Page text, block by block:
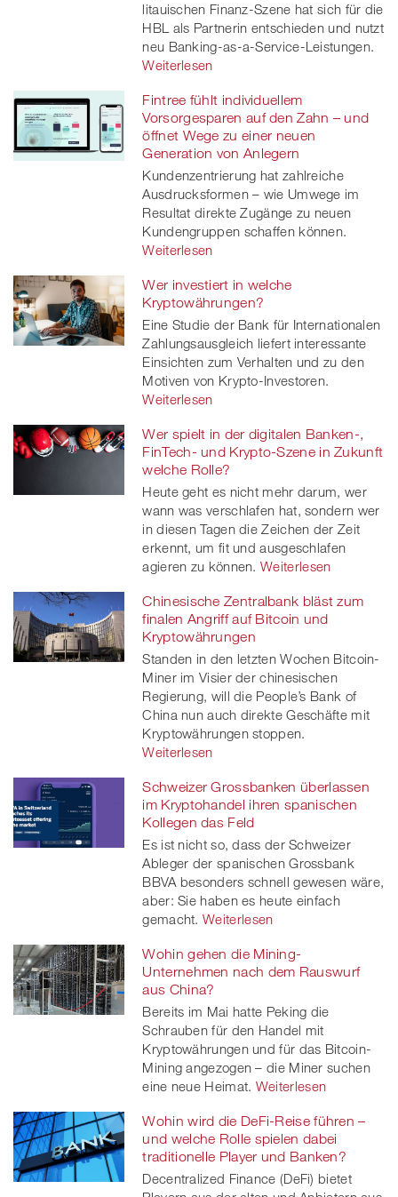
litauischen Finanz-Szene hat sich für die
HBL als Partnerin entschieden und nutzt
neu Banking-as-a-Service-Leistungen.
Weiterlesen
Fintree fühlt individuellem
Vorsorgesparen auf den Zahn – und
öffnet Wege zu einer neuen
Generation von Anlegern
Kundenzentrierung hat zahlreiche
Ausdrucksformen – wie Umwege im
Resultat direkte Zugänge zu neuen
Kundengruppen schaffen können.
Weiterlesen
Wer investiert in welche
Kryptowährungen?
Eine Studie der Bank für Internationalen
Zahlungsausgleich liefert interessante
Einsichten zum Verhalten und zu den
Motiven von Krypto-Investoren.
Weiterlesen
Wer spielt in der digitalen Banken-,
FinTech- und Krypto-Szene in Zukunft
welche Rolle?
Heute geht es nicht mehr darum, wer
wann was verschlafen hat, sondern wer
in diesen Tagen die Zeichen der Zeit
erkennt, um fit und ausgeschlafen
agieren zu können. Weiterlesen
Chinesische Zentralbank bläst zum
finalen Angriff auf Bitcoin und
Kryptowährungen
Standen in den letzten Wochen Bitcoin-
Miner im Visier der chinesischen
Regierung, will die People’s Bank of
China nun auch direkte Geschäfte mit
Kryptowährungen stoppen.
Weiterlesen
Schweizer Grossbanken überlassen
im Kryptohandel ihren spanischen
Kollegen das Feld
Es ist nicht so, dass der Schweizer
Ableger der spanischen Grossbank
BBVA besonders schnell gewesen wäre,
aber: Sie haben es heute einfach
gemacht. Weiterlesen
Wohin gehen die Mining-
Unternehmen nach dem Rauswurf
aus China?
Bereits im Mai hatte Peking die
Schrauben für den Handel mit
Kryptowährungen und für das Bitcoin-
Mining angezogen – die Miner suchen
eine neue Heimat. Weiterlesen
Wohin wird die DeFi-Reise führen –
und welche Rolle spielen dabei
traditionelle Player und Banken?
Decentralized Finance (DeFi) bietet